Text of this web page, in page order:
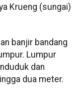
Krueng (sungai)
banjir bandang
Lumpur
dan
dua meter.